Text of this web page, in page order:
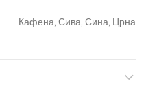
Кафена, Сива, Сина, Црна